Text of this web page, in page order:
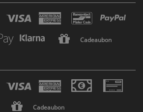
Cadeaubon
Cadeaubon